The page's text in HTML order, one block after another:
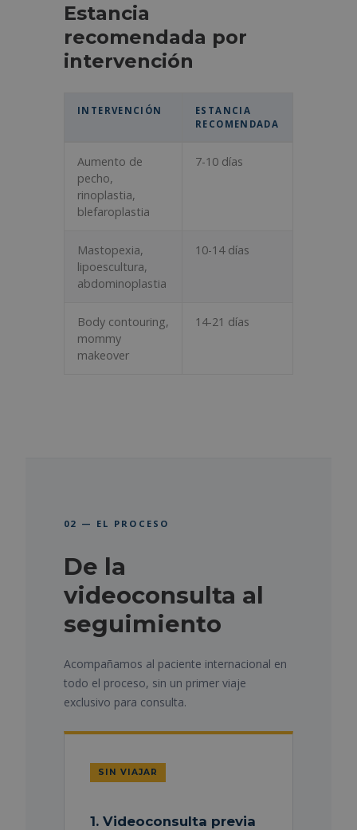
Estancia
recomendada por
intervención
INTERVENCIÓN
ESTANCIA
RECOMENDADA
Aumento de
pecho,
rinoplastia,
blefaroplastia
7-10 días
Mastopexia,
lipoescultura,
abdominoplastia
10-14 días
Body contouring,
mommy
makeover
14-21 días
02 — EL PROCESO
De la
videoconsulta al
seguimiento
Acompañamos al paciente internacional en
todo el proceso, sin un primer viaje
exclusivo para consulta.
SIN VIAJAR
1. Videoconsulta previa